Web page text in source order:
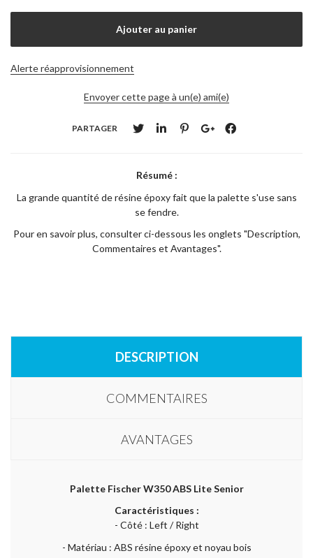
Alerte réapprovisionnement
Envoyer cette page à un(e) ami(e)
PARTAGER
Résumé :
La grande quantité de résine époxy fait que la palette s'use sans
se fendre.
Pour en savoir plus, consulter ci-dessous les onglets "Description,
Commentaires et Avantages".
DESCRIPTION
COMMENTAIRES
AVANTAGES
Palette Fischer W350 ABS Lite Senior
Caractéristiques :
- Côté : Left / Right
- Matériau : ABS résine époxy et noyau bois